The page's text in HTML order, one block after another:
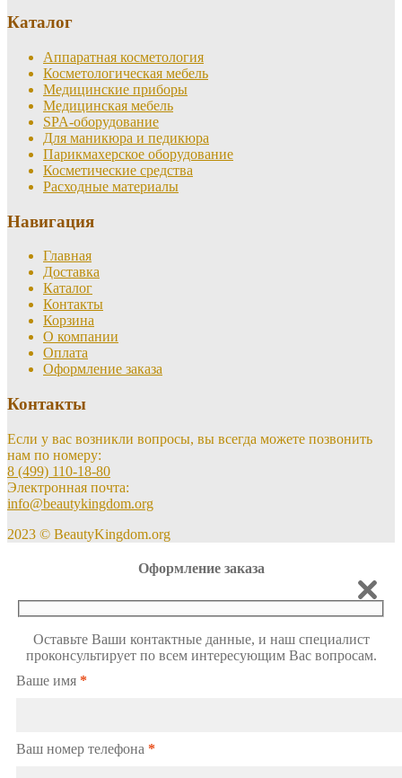
Каталог
Аппаратная косметология
Косметологическая мебель
Медицинские приборы
Медицинская мебель
SPA-оборудование
Для маникюра и педикюра
Парикмахерское оборудование
Косметические средства
Расходные материалы
Навигация
Главная
Доставка
Каталог
Контакты
Корзина
О компании
Оплата
Оформление заказа
Контакты
Если у вас возникли вопросы, вы всегда можете позвонить
нам по номеру:
8 (499) 110-18-80
Электронная почта:
info@beautykingdom.org
2023 © BeautyKingdom.org
Оформление заказа
Оставьте Ваши контактные данные, и наш специалист
проконсультирует по всем интересующим Вас вопросам.
Ваше имя *
Ваш номер телефона *